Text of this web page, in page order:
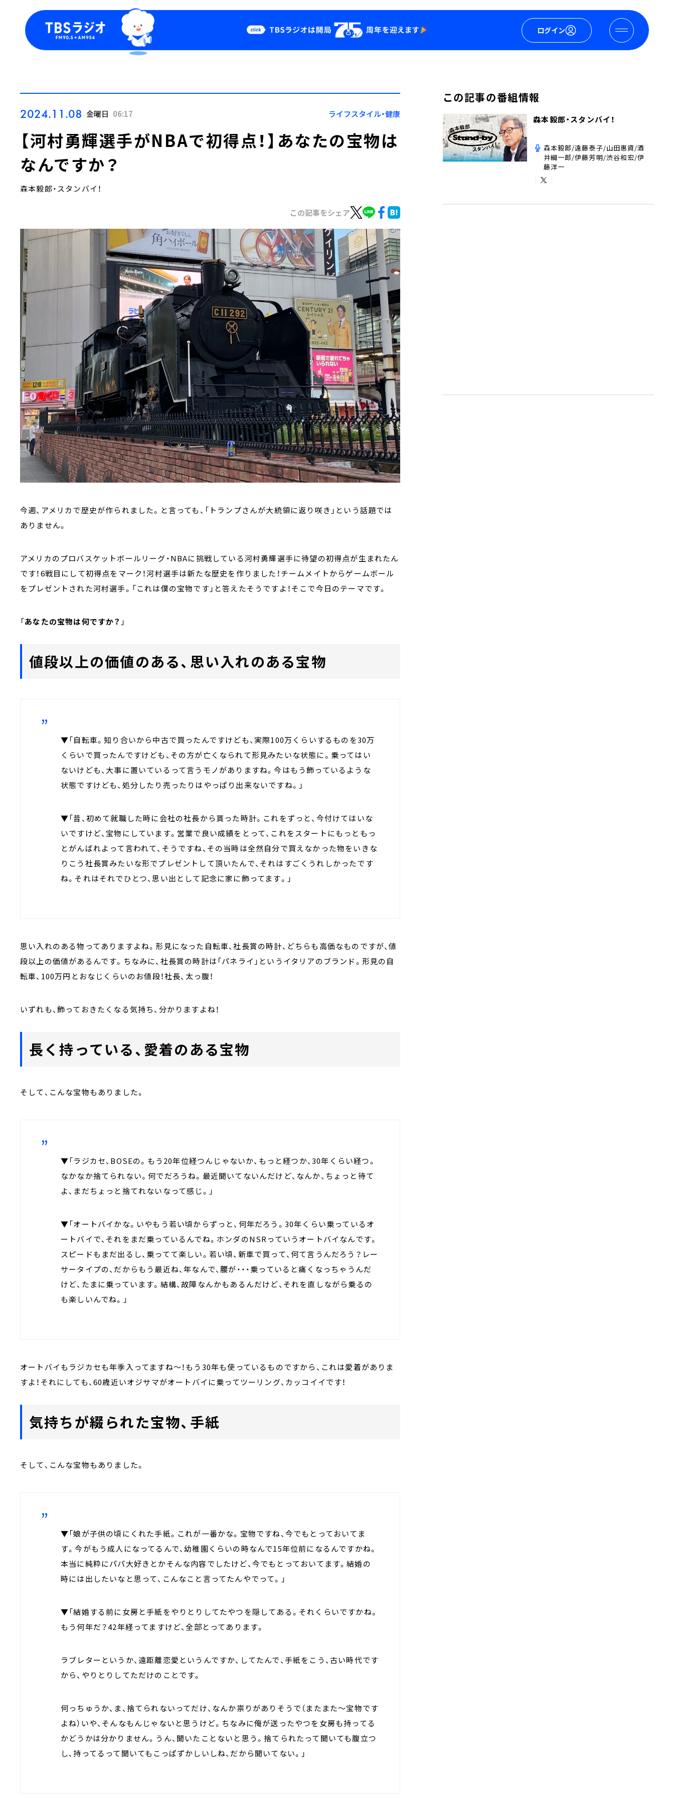
ログイン
Podcast
YouTube
会社情報
2024.11.08 金曜日 06:17 ライフスタイル・健康
【河村勇輝選手がNBAで初得点！】あなたの宝物は
なんですか？
森本毅郎・スタンバイ！
この記事をシェア
今週、アメリカで歴史が作られました。と言っても、「トランプさんが大統領に返り咲き」という話題では
ありません。
アメリカのプロバスケットボールリーグ・NBAに挑戦している河村勇輝選手に待望の初得点が生まれたん
です！6戦目にして初得点をマーク！河村選手は新たな歴史を作りました！チームメイトからゲームボール
をプレゼントされた河村選手。「これは僕の宝物です」と答えたそうですよ！そこで今日のテーマです。
「あなたの宝物は何ですか？ 」
値段以上の価値のある、思い入れのある宝物
▼「自転車。知り合いから中古で買ったんですけども、実際100万くらいするものを30万
くらいで買ったんですけども、その方が亡くなられて形見みたいな状態に。乗ってはい
ないけども、大事に置いているって言うモノがありますね。今はもう飾っているような
状態ですけども、処分したり売ったりはやっぱり出来ないですね。」
▼「昔、初めて就職した時に会社の社長から貰った時計。これをずっと、今付けてはいな
いですけど、宝物にしています。営業で良い成績をとって、これをスタートにもっともっ
とがんばれよって言われて、そうですね、その当時は全然自分で買えなかった物をいきな
りこう社長賞みたいな形でプレゼントして頂いたんで、それはすごくうれしかったです
ね。それはそれでひとつ、思い出として記念に家に飾ってます。」
思い入れのある物ってありますよね。形見になった自転車、社長賞の時計、どちらも高価なものですが、値
段以上の価値があるんです。ちなみに、社長賞の時計は「パネライ」というイタリアのブランド。形見の自
転車、100万円とおなじくらいのお値段！社長、太っ腹！
いずれも、飾っておきたくなる気持ち、分かりますよね！
長く持っている、愛着のある宝物
そして、こんな宝物もありました。
▼「ラジカセ、BOSEの。もう20年位経つんじゃないか、もっと経つか、30年くらい経つ。
なかなか捨てられない。何でだろうね。最近聞いてないんだけど、なんか、ちょっと待て
よ、まだちょっと捨てれないなって感じ。」
▼「オートバイかな。いやもう若い頃からずっと、何年だろう。30年くらい乗っているオ
ートバイで、それをまだ乗っているんでね。ホンダのNSRっていうオートバイなんです。
スピードもまだ出るし、乗ってて楽しい。若い頃、新車で買って、何て言うんだろう？レー
サータイプの、だからもう最近ね、年なんで、腰が・・・乗っていると痛くなっちゃうんだ
けど、たまに乗っています。結構、故障なんかもあるんだけど、それを直しながら乗るの
も楽しいんでね。」
オートバイもラジカセも年季入ってますね～！もう30年も使っているものですから、これは愛着がありま
すよ！それにしても、60歳近いオジサマがオートバイに乗ってツーリング、カッコイイです！
気持ちが綴られた宝物、手紙
そして、こんな宝物もありました。
▼「娘が子供の頃にくれた手紙。これが一番かな。宝物ですね、今でもとっておいてま
す。今がもう成人になってるんで、幼稚園くらいの時なんで15年位前になるんですかね。
本当に純粋にパパ大好きとかそんな内容でしたけど、今でもとっておいてます。結婚の
時には出したいなと思って、こんなこと言ってたんやでって。」
▼「結婚する前に女房と手紙をやりとりしてたやつを隠してある。それくらいですかね。
もう何年だ？42年経ってますけど、全部とってあります。
ラブレターというか、遠距離恋愛というんですか、してたんで、手紙をこう、古い時代です
から、やりとりしてただけのことです。
何っちゅうか、ま、捨てられないってだけ、なんか祟りがありそうで（またまた～宝物です
よね）いや、そんなもんじゃないと思うけど。ちなみに俺が送ったやつを女房も持ってる
かどうかは分かりません。うん、聞いたことないと思う。捨てられたって聞いても腹立つ
し、持ってるって聞いてもこっぱずかしいしね、だから聞いてない。」
この記事の番組情報
森本毅郎・スタンバイ！
森本毅郎/遠藤泰子/山田惠資/酒
井綱一郎/伊藤芳明/渋谷和宏/伊
藤洋一